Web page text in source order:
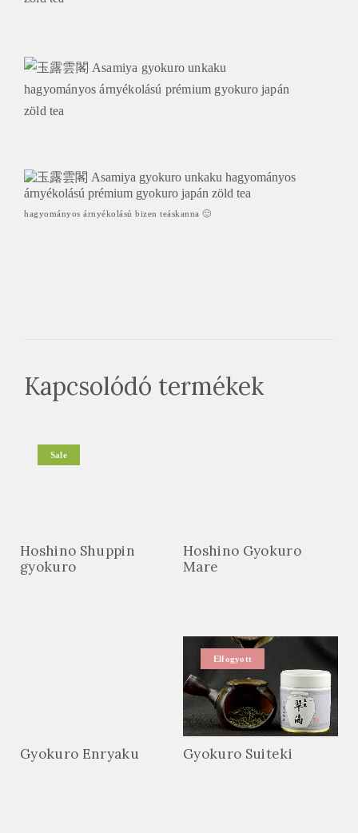
hagyományos árnyékolású bizen teáskanna 🙂
Kapcsolódó termékek
Sale
Hoshino Shuppin
gyokuro
Hoshino Gyokuro
Mare
Gyokuro Enryaku
Elfogyott
Gyokuro Suiteki